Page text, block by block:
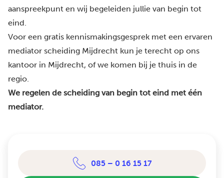
aanspreekpunt en wij begeleiden jullie van begin tot
eind.
Voor een gratis kennismakingsgesprek met een ervaren
mediator scheiding Mijdrecht kun je terecht op ons
kantoor in Mijdrecht, of we komen bij je thuis in de
regio.
We regelen de scheiding van begin tot eind met één
mediator.
085 – 0 16 15 17